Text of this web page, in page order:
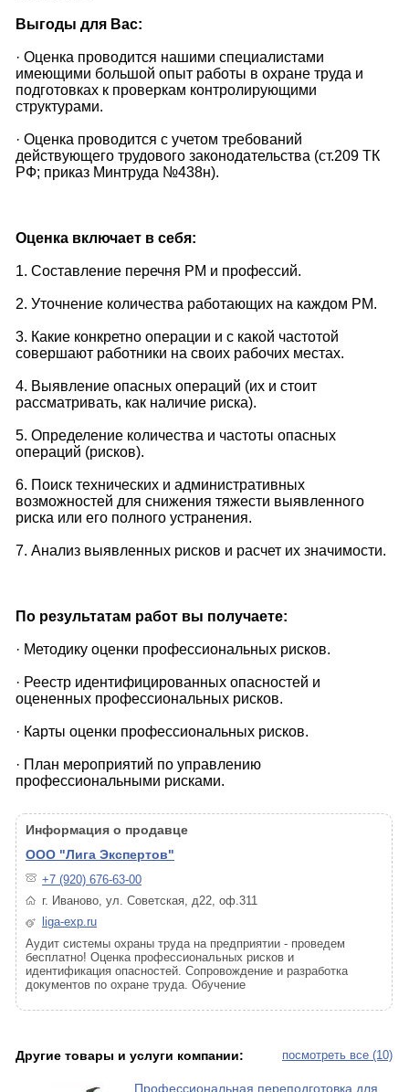
Выгоды для Вас:
· Оценка проводится нашими специалистами
имеющими большой опыт работы в охране труда и
подготовках к проверкам контролирующими
структурами.
· Оценка проводится с учетом требований
действующего трудового законодательства (ст.209 ТК
РФ; приказ Минтруда №438н).
Оценка включает в себя:
1. Составление перечня РМ и профессий.
2. Уточнение количества работающих на каждом РМ.
3. Какие конкретно операции и с какой частотой
совершают работники на своих рабочих местах.
4. Выявление опасных операций (их и стоит
рассматривать, как наличие риска).
5. Определение количества и частоты опасных
операций (рисков).
6. Поиск технических и административных
возможностей для снижения тяжести выявленного
риска или его полного устранения.
7. Анализ выявленных рисков и расчет их значимости.
По результатам работ вы получаете:
· Методику оценки профессиональных рисков.
· Реестр идентифицированных опасностей и
оцененных профессиональных рисков.
· Карты оценки профессиональных рисков.
· План мероприятий по управлению
профессиональными рисками.
Информация о продавце
ООО "Лига Экспертов"
+7 (920) 676-63-00
г. Иваново, ул. Советская, д22, оф.311
liga-exp.ru
Аудит системы охраны труда на предприятии - проведем
бесплатно! Оценка профессиональных рисков и
идентификация опасностей. Сопровождение и разработка
документов по охране труда. Обучение
посмотреть все (10)
Другие товары и услуги компании:
Профессиональная переподготовка для